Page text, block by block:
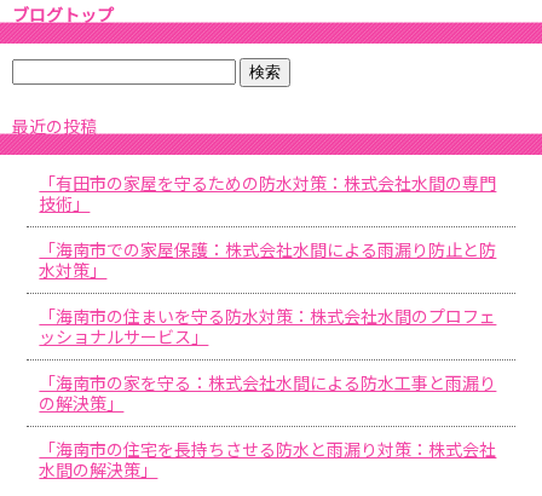
ブログトップ
最近の投稿
「有田市の家屋を守るための防水対策：株式会社水間の専門
技術」
「海南市での家屋保護：株式会社水間による雨漏り防止と防
水対策」
「海南市の住まいを守る防水対策：株式会社水間のプロフェ
ッショナルサービス」
「海南市の家を守る：株式会社水間による防水工事と雨漏り
の解決策」
「海南市の住宅を長持ちさせる防水と雨漏り対策：株式会社
水間の解決策」